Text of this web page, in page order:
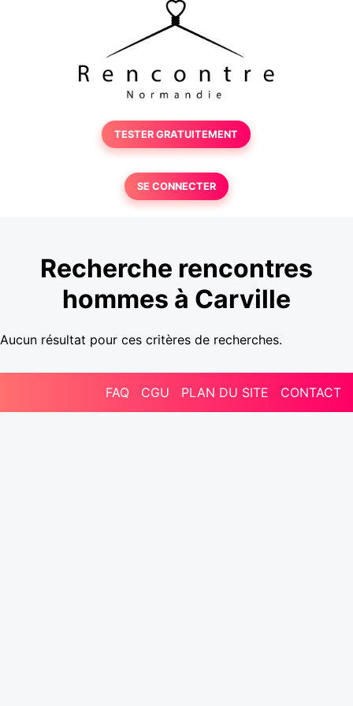
TESTER GRATUITEMENT
SE CONNECTER
Recherche rencontres
hommes à Carville
Aucun résultat pour ces critères de recherches.
FAQ CGU PLAN DU SITE CONTACT